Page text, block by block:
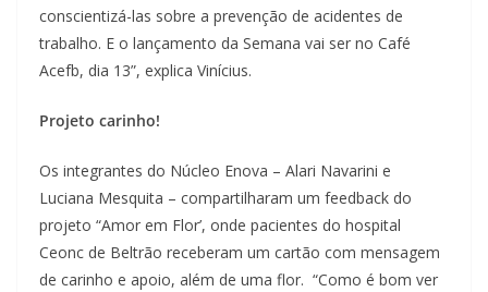
conscientizá-las sobre a prevenção de acidentes de
trabalho. E o lançamento da Semana vai ser no Café
Acefb, dia 13”, explica Vinícius.
Projeto carinho!
Os integrantes do Núcleo Enova – Alari Navarini e
Luciana Mesquita – compartilharam um feedback do
projeto “Amor em Flor’, onde pacientes do hospital
Ceonc de Beltrão receberam um cartão com mensagem
de carinho e apoio, além de uma flor. “Como é bom ver